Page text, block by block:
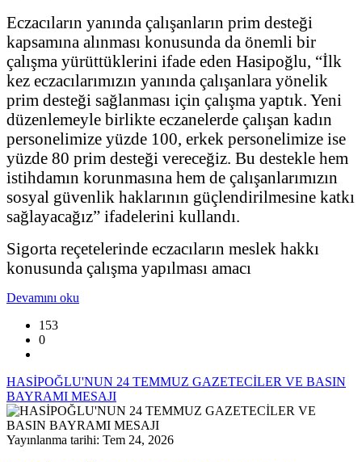
Eczacıların yanında çalışanların prim desteği
kapsamına alınması konusunda da önemli bir
çalışma yürüttüklerini ifade eden Hasipoğlu, “İlk
kez eczacılarımızın yanında çalışanlara yönelik
prim desteği sağlanması için çalışma yaptık. Yeni
düzenlemeyle birlikte eczanelerde çalışan kadın
personelimize yüzde 100, erkek personelimize ise
yüzde 80 prim desteği vereceğiz. Bu destekle hem
istihdamın korunmasına hem de çalışanlarımızın
sosyal güvenlik haklarının güçlendirilmesine katkı
sağlayacağız” ifadelerini kullandı.
Sigorta reçetelerinde eczacıların meslek hakkı
konusunda çalışma yapılması amacı
Devamını oku
153
0
HASİPOĞLU'NUN 24 TEMMUZ GAZETECİLER VE BASIN
BAYRAMI MESAJI
Yayınlanma tarihi: Tem 24, 2026